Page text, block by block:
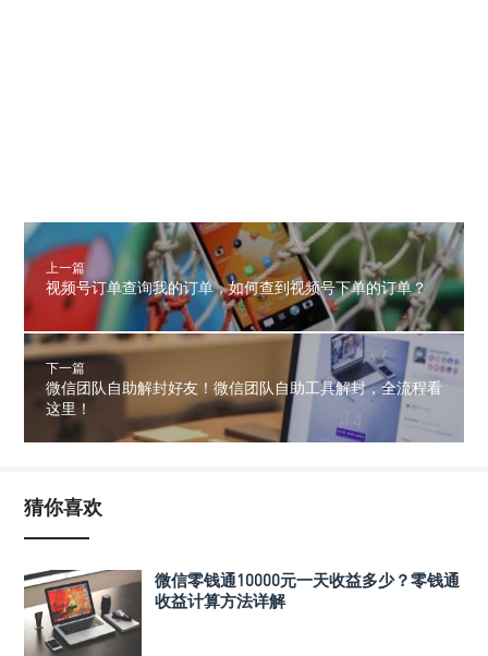
上一篇
视频号订单查询我的订单，如何查到视频号下单的订单？
下一篇
微信团队自助解封好友！微信团队自助工具解封，全流程看
这里！
猜你喜欢
微信零钱通10000元一天收益多少？零钱通
收益计算方法详解